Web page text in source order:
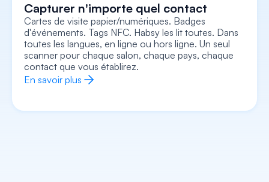
Capturer n'importe quel contact
Cartes de visite papier/numériques. Badges
d'événements. Tags NFC. Habsy les lit toutes. Dans
toutes les langues, en ligne ou hors ligne. Un seul
scanner pour chaque salon, chaque pays, chaque
contact que vous établirez.
En savoir plus
Capturez chaque contexte
Enregistrez des notes vocales, ajoutez des notes
textuelles, joignez une photo/un selfie et
consignez des signaux d'intention, le tout associé à
la fiche. Repartez avec tout le contexte, pas
seulement un nom et un numéro.
En savoir plus